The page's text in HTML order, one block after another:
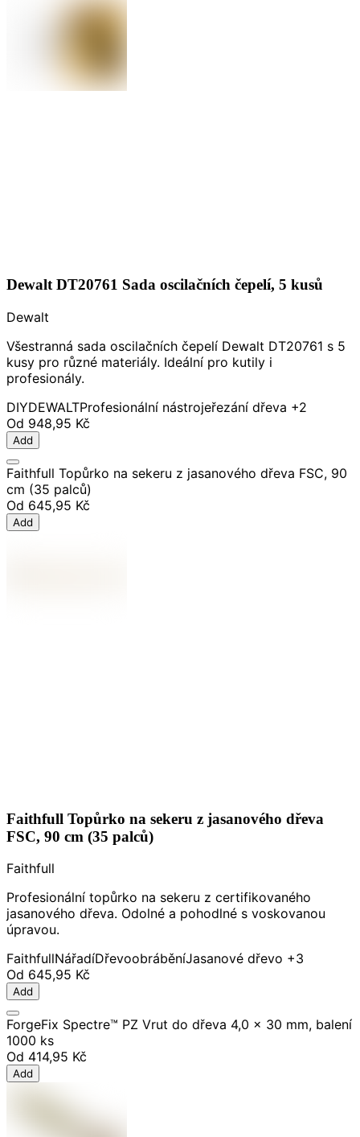
Dewalt DT20761 Sada oscilačních čepelí, 5 kusů
Dewalt
Všestranná sada oscilačních čepelí Dewalt DT20761 s 5
kusy pro různé materiály. Ideální pro kutily i
profesionály.
DIYDEWALTProfesionální nástrojeřezání dřeva +2
Od 948,95 Kč
Add
Faithfull Topůrko na sekeru z jasanového dřeva FSC, 90
cm (35 palců)
Od 645,95 Kč
Add
Faithfull Topůrko na sekeru z jasanového dřeva
FSC, 90 cm (35 palců)
Faithfull
Profesionální topůrko na sekeru z certifikovaného
jasanového dřeva. Odolné a pohodlné s voskovanou
úpravou.
FaithfullNářadíDřevoobráběníJasanové dřevo +3
Od 645,95 Kč
Add
ForgeFix Spectre™ PZ Vrut do dřeva 4,0 x 30 mm, balení
1000 ks
Od 414,95 Kč
Add